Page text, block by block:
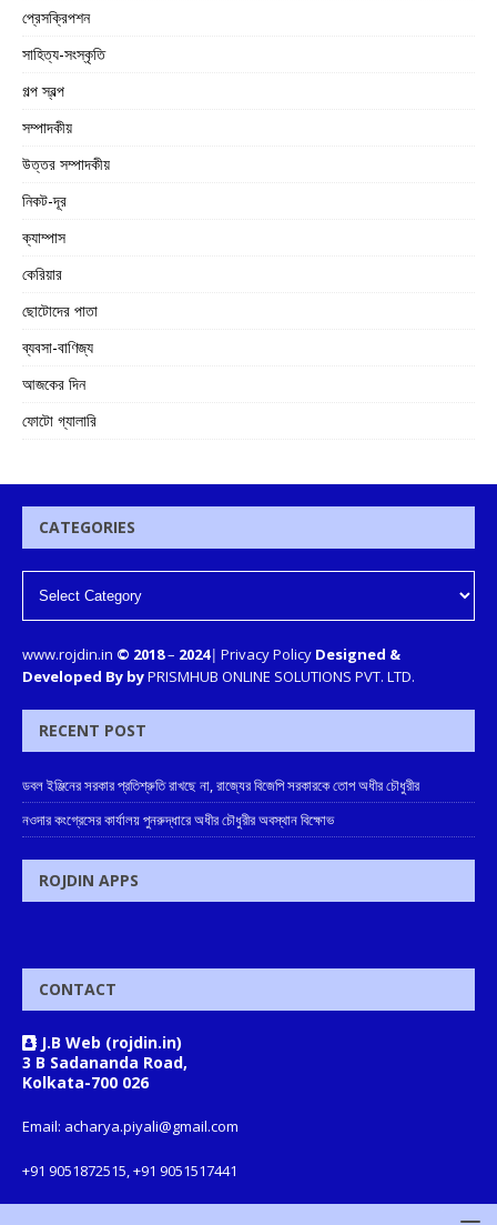
প্রেসক্রিপশন
সাহিত্য-সংস্কৃতি
গল্প স্বল্প
সম্পাদকীয়
উত্তর সম্পাদকীয়
নিকট-দূর
ক্যাম্পাস
কেরিয়ার
ছোটোদের পাতা
ব্যবসা-বাণিজ্য
আজকের দিন
ফোটো গ্যালারি
CATEGORIES
www.rojdin.in © 2018– 2024| Privacy Policy Designed &
Developed By byPRISMHUB ONLINE SOLUTIONS PVT. LTD.
RECENT POST
ডবল ইঞ্জিনের সরকার প্রতিশ্রুতি রাখছে না, রাজ্যের বিজেপি সরকারকে তোপ অধীর চৌধুরীর
নওদার কংগ্রেসের কার্যালয় পুনরুদ্ধারে অধীর চৌধুরীর অবস্থান বিক্ষোভ
ROJDIN APPS
CONTACT
J.B Web (rojdin.in)
3 B Sadananda Road,
Kolkata-700 026
Email: acharya.piyali@gmail.com
+91 9051872515, +91 9051517441